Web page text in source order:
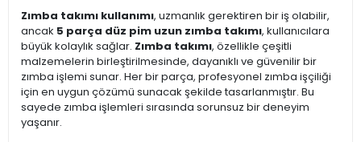
Zımba takımı kullanımı, uzmanlık gerektiren bir iş olabilir,
ancak 5 parça düz pim uzun zımba takımı, kullanıcılara
büyük kolaylık sağlar. Zımba takımı, özellikle çeşitli
malzemelerin birleştirilmesinde, dayanıklı ve güvenilir bir
zımba işlemi sunar. Her bir parça, profesyonel zımba işçiliği
için en uygun çözümü sunacak şekilde tasarlanmıştır. Bu
sayede zımba işlemleri sırasında sorunsuz bir deneyim
yaşanır.